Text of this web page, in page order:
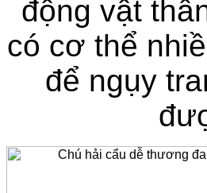
động vật
có cơ thể
để ngụy